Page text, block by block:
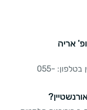
אריה
ניתן ליצור קשר עם פרופ' אריה אורנשטיין בטלפון: 055-